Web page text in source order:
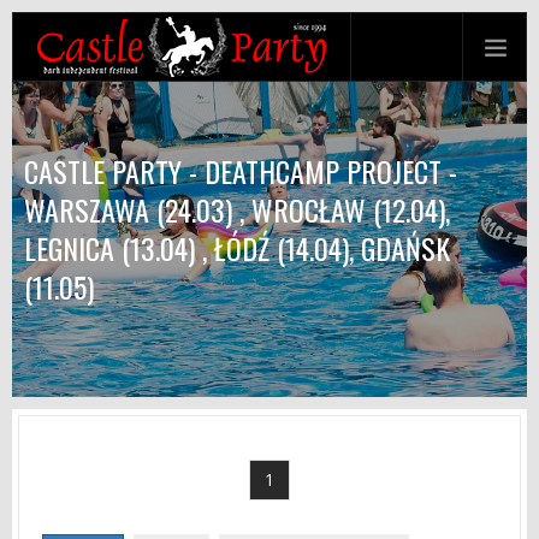
CASTLE PARTY - DEATHCAMP PROJECT -
WARSZAWA (24.03) , WROCŁAW (12.04),
LEGNICA (13.04) , ŁÓDŹ (14.04), GDAŃSK
(11.05)
1